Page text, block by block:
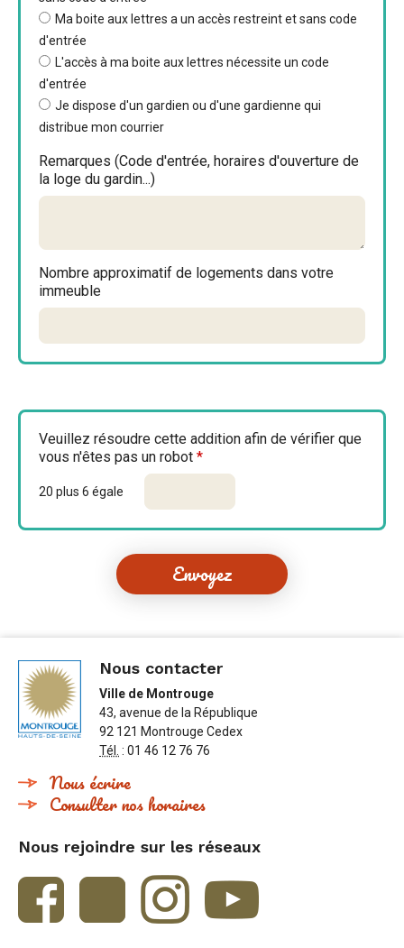
Ma boite aux lettres a un accès restreint et sans code
d'entrée
L'accès à ma boite aux lettres nécessite un code
d'entrée
Je dispose d'un gardien ou d'une gardienne qui
distribue mon courrier
Remarques (Code d'entrée, horaires d'ouverture de
la loge du gardin...)
Nombre approximatif de logements dans votre
immeuble
Veuillez résoudre cette addition afin de vérifier que
vous n'êtes pas un robot *
20 plus 6 égale
Nous contacter
Ville de Montrouge
43, avenue de la République
92 121 Montrouge Cedex
Tél. : 01 46 12 76 76
Nous écrire
Consulter nos horaires
Nous rejoindre sur les réseaux